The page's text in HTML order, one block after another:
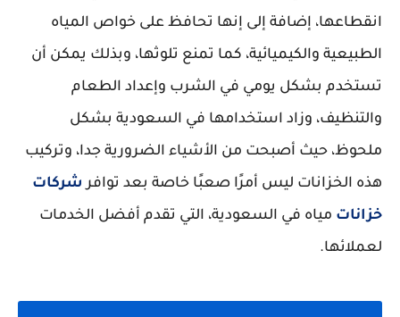
انقطاعها، إضافة إلى إنها تحافظ على خواص المياه
الطبيعية والكيميائية، كما تمنع تلوثها، وبذلك يمكن أن
تستخدم بشكل يومي في الشرب وإعداد الطعام
والتنظيف، وزاد استخدامها في السعودية بشكل
ملحوظ، حيث أصبحت من الأشياء الضرورية جدا، وتركيب
هذه الخزانات ليس أمرًا صعبًا خاصة بعد توافر شركات
خزانات مياه في السعودية، التي تقدم أفضل الخدمات
لعملائها.